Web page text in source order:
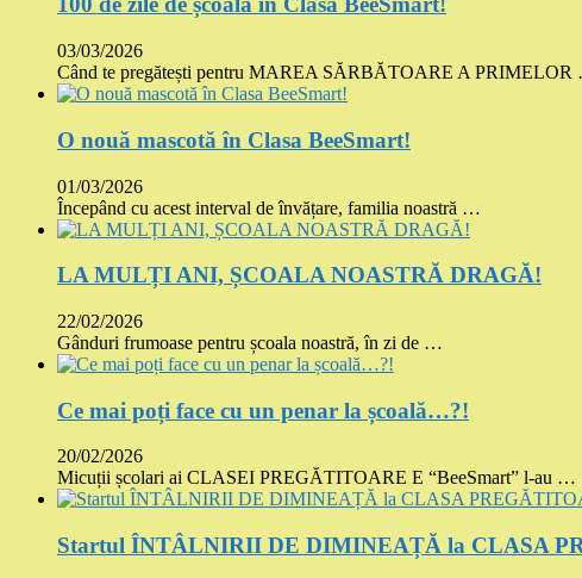
03/03/2026
Când te pregătești pentru MAREA SĂRBĂTOARE A
O nouă mascotă în Clasa BeeSmart!
01/03/2026
Începând cu acest interval de învățare, familia noastră …
LA MULȚI ANI, ȘCOALA NOASTRĂ DRAGĂ!
22/02/2026
Gânduri frumoase pentru școala noastră, în zi de …
Ce mai poți face cu un penar la școală…?!
20/02/2026
Micuții școlari ai CLASEI PREGĂTITOARE E “BeeSmart” l-au …
Startul ÎNTÂLNIRII DE DIMINEAȚĂ la CLASA